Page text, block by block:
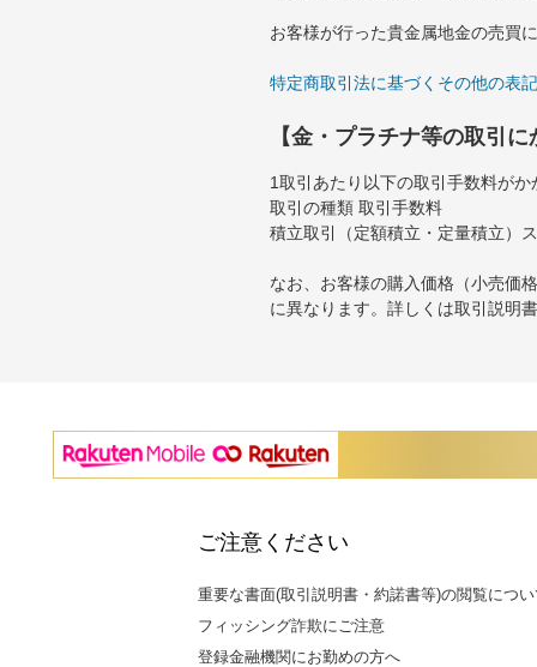
お客様が行った貴金属地金の売買
特定商取引法に基づくその他の表
【金・プラチナ等の取引
1取引あたり以下の取引手数料がか
取引の種類 取引手数料
積立取引（定額積立・定量積立）
なお、お客様の購入価格（小売価
に異なります。詳しくは取引説明
ご注意ください
重要な書面(取引説明書・約諾書等)の閲覧につ
フィッシング詐欺にご注意
登録金融機関にお勤めの方へ